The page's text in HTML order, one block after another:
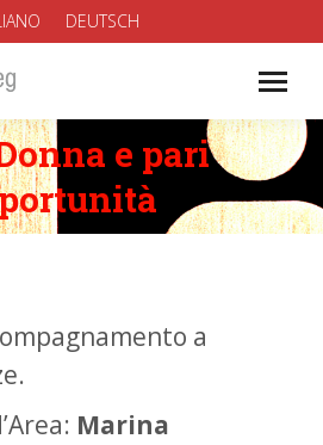
DEUTSCH
e pari
are here:
a
Marina